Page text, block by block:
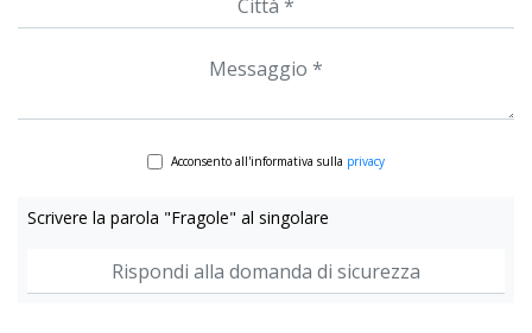
Acconsento all'informativa sulla privacy
Scrivere la parola "Fragole" al singolare